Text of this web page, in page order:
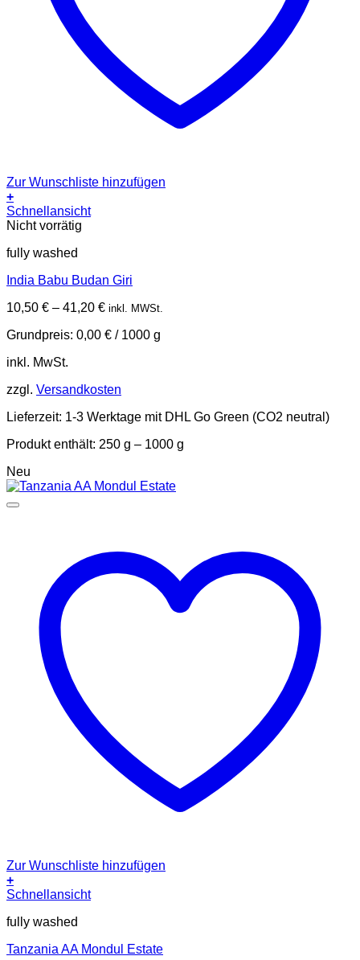
Zur Wunschliste hinzufügen
+
Dieses
Produkt
mehrere
auf.
Optionen
auf
der
Produktseite
gewählt
werden
Schnellansicht
Nicht vorrätig
fully washed
India Babu Budan Giri
10,50 € – 41,20 € inkl. MWSt.
Grundpreis: 0,00 € / 1000 g
inkl. MwSt.
zzgl. Versandkosten
Lieferzeit: 1-3 Werktage mit DHL Go Green (CO2 neutral)
Produkt enthält: 250 g – 1000 g
Neu
Zur Wunschliste hinzufügen
+
Dieses
weist
Varianten
Schnellansicht
fully washed
Tanzania AA Mondul Estate